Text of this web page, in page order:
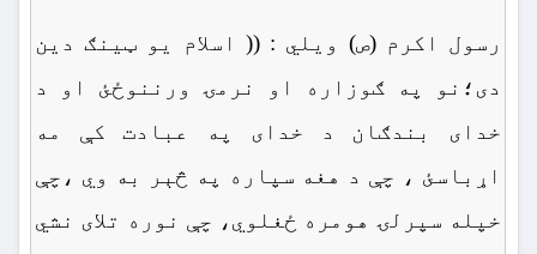
رسول اکرم (ص) ویلي : (( اسلام یو ټینګ دین
دی؛نو په ګوزاره او نرمۍ ورننوځئ او د
خدای بندګان د خدای په عبادت کې مه
اړباسئ ، چې د هغه سپاره په څېر به وي ،چې
خپله سپرلۍ هومره ځغلوي، چې نوره تلای نشي